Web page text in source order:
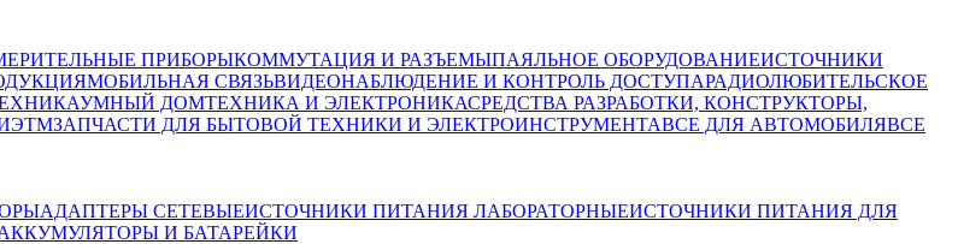
ПРИБОРЫКОММУТАЦИЯ И РАЗЪЕМЫПАЯЛЬНОЕ ОБОРУДОВАНИЕИСТОЧНИКИ
МОБИЛЬНАЯ СВЯЗЬВИДЕОНАБЛЮДЕНИЕ И КОНТРОЛЬ ДОСТУПАРАДИОЛЮБИТЕЛЬСКОЕ
УМНЫЙ ДОМТЕХНИКА И ЭЛЕКТРОНИКАСРЕДСТВА РАЗРАБОТКИ, КОНСТРУКТОРЫ,
ЭТМЗАПЧАСТИ ДЛЯ БЫТОВОЙ ТЕХНИКИ И ЭЛЕКТРОИНСТРУМЕНТАВСЕ ДЛЯ АВТОМОБИЛЯВСЕ
АДАПТЕРЫ СЕТЕВЫЕИСТОЧНИКИ ПИТАНИЯ ЛАБОРАТОРНЫЕИСТОЧНИКИ ПИТАНИЯ ДЛЯ
И БАТАРЕЙКИ